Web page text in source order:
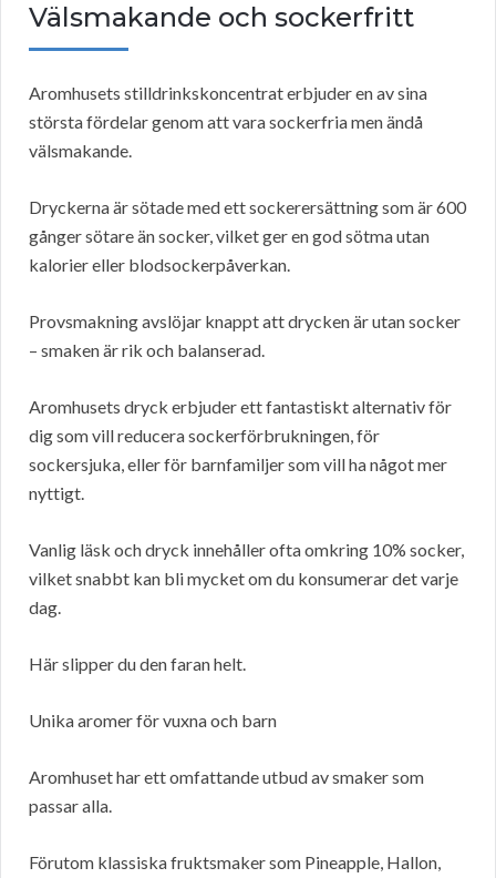
Välsmakande och sockerfritt
Aromhusets stilldrinkskoncentrat erbjuder en av sina
största fördelar genom att vara sockerfria men ändå
välsmakande.
Dryckerna är sötade med ett sockerersättning som är 600
gånger sötare än socker, vilket ger en god sötma utan
kalorier eller blodsockerpåverkan.
Provsmakning avslöjar knappt att drycken är utan socker
– smaken är rik och balanserad.
Aromhusets dryck erbjuder ett fantastiskt alternativ för
dig som vill reducera sockerförbrukningen, för
sockersjuka, eller för barnfamiljer som vill ha något mer
nyttigt.
Vanlig läsk och dryck innehåller ofta omkring 10% socker,
vilket snabbt kan bli mycket om du konsumerar det varje
dag.
Här slipper du den faran helt.
Unika aromer för vuxna och barn
Aromhuset har ett omfattande utbud av smaker som
passar alla.
Förutom klassiska fruktsmaker som Pineapple, Hallon,